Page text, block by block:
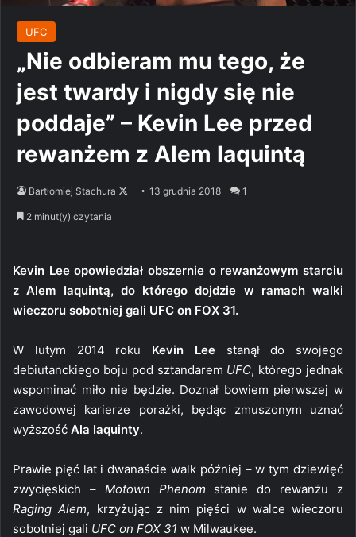
UFC
„Nie odbieram mu tego, że
jest twardy i nigdy się nie
poddaje” – Kevin Lee przed
rewanżem z Alem Iaquintą
Bartłomiej Stachura
Follow13 grudnia 2018 1
2 minut(y) czytania
Kevin Lee opowiedział obszernie o rewanżowym starciu
z Alem Iaquintą, do którego dojdzie w ramach walki
wieczoru sobotniej gali UFC on FOX 31.
W lutym 2014 roku Kevin Leestanął do swojego
debiutanckiego boju pod sztandarem UFC, którego jednak
wspominać miło nie będzie. Doznał bowiem pierwszej w
zawodowej karierze porażki, będąc zmuszonym uznać
wyższość Ala Iaquinty.
Prawie pięć lat i dwanaście walk później – w tym dziewięć
zwycięskich – Motown Phenomstanie do rewanżu z
Raging Alem, krzyżując z nim pięści w walce wieczoru
sobotniej gali UFC on FOX 31 w Milwaukee.